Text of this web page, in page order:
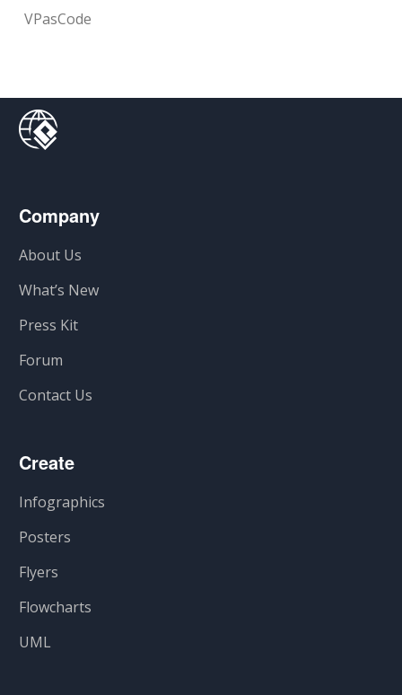
VPasCode
Company
About Us
What’s New
Press Kit
Forum
Contact Us
Create
Infographics
Posters
Flyers
Flowcharts
UML